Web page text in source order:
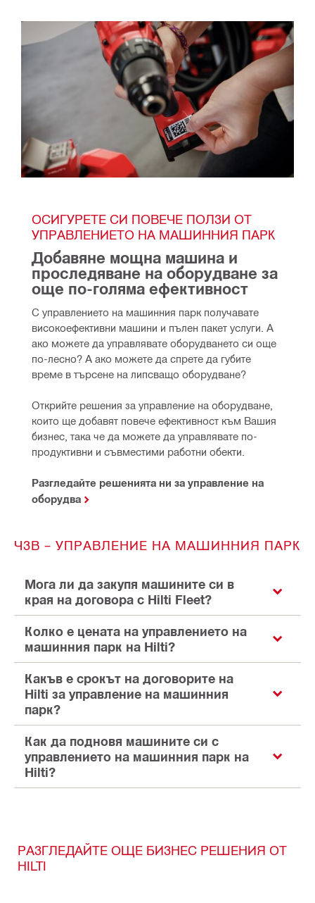
ОСИГУРЕТЕ СИ ПОВЕЧЕ ПОЛЗИ ОТ
УПРАВЛЕНИЕТО НА МАШИННИЯ ПАРК
Добавяне мощна машина и
проследяване на оборудване за
още по-голяма ефективност
С управлението на машинния парк получавате
високоефективни машини и пълен пакет услуги. А
ако можете да управлявате оборудването си още
по-лесно? А ако можете да спрете да губите
време в търсене на липсващо оборудване?
Открийте решения за управление на оборудване,
които ще добавят повече ефективност към Вашия
бизнес, така че да можете да управлявате по-
продуктивни и съвместими работни обекти.
Разгледайте решенията ни за управление на
оборудва
ЧЗВ – УПРАВЛЕНИЕ НА МАШИННИЯ ПАРК
Мога ли да закупя машините си в
края на договора с Hilti Fleet?
Колко е цената на управлението на
машинния парк на Hilti?
Какъв е срокът на договорите на
Hilti за управление на машинния
парк?
Как да подновя машините си с
управлението на машинния парк на
Hilti?
РАЗГЛЕДАЙТЕ ОЩЕ БИЗНЕС РЕШЕНИЯ ОТ
HILTI